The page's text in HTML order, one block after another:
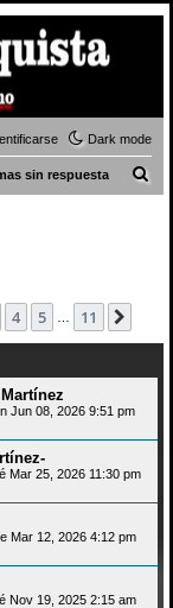
Dark mode
sin respuesta
11
4 5 11
Jun 08, 2026 9:51 pm
Mar 25, 2026 11:30 pm
Mar 12, 2026 4:12 pm
Nov 19, 2025 2:15 am